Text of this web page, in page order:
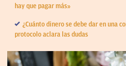
hay que pagar más»
¿Cuánto dinero se debe dar en una
protocolo aclara las dudas